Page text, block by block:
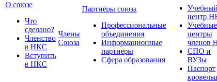
О союзе
Что
сделано?
Членство
в НКС
Вступить
в НКС
Члены
Союза
Партнёры союза
Профессиональные
объединения
Информационные
партнеры
Сфера образования
центр
Учебные
центры
членов
СПО и
ВУЗы
Паспорт